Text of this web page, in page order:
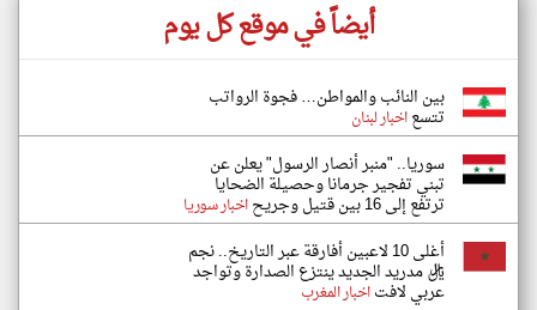
أيضاً في موقع كل يوم
بين النائب والمواطن… فجوة الرواتب
تتسعاخبار لبنان
سوريا.. "منبر أنصار الرسول" يعلن عن
تبني تفجير جرمانا وحصيلة الضحايا
ترتفع إلى 16 بين قتيل وجريح اخبار سوريا
أغلى 10 لاعبين أفارقة عبر التاريخ.. نجم
ريال مدريد الجديد ينتزع الصدارة وتواجد
عربي لافتاخبار المغرب